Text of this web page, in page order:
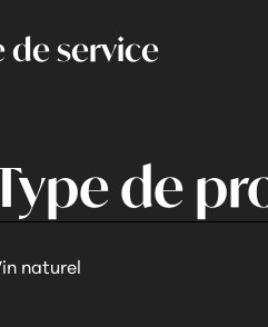
de service
de
naturel